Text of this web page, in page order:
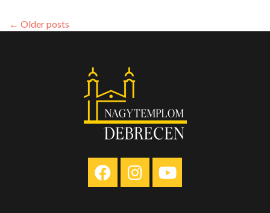
–
← Older posts